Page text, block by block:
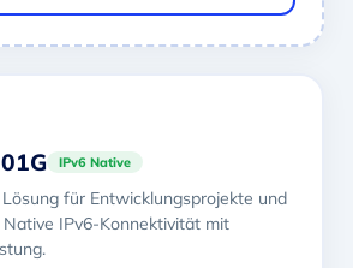
IPv6 Native
für Entwicklungsprojekte und
IPv6-Konnektivität mit